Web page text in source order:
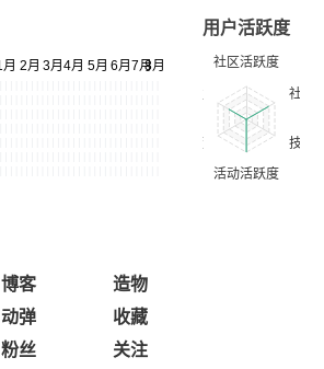
用户活跃度
博客
造物
动弹
收藏
粉丝 关注